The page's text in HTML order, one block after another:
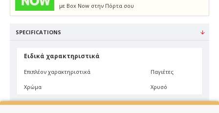
με Box Now στην Πόρτα σου
SPECIFICATIONS
Ειδικά χαρακτηριστικά
Επιπλέον χαρακτηριστικά Παγιέτες
Χρώμα Χρυσό